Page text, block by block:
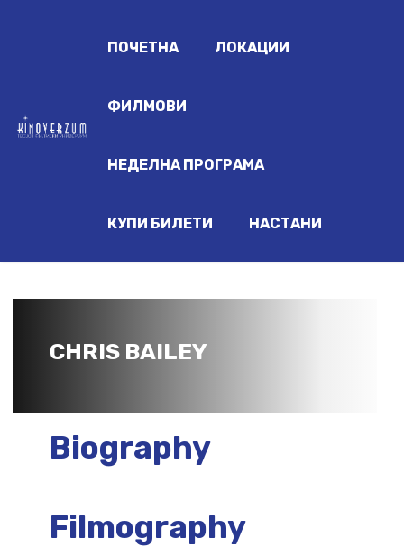
ПОЧЕТНА ЛОКАЦИИ
ФИЛМОВИ
НЕДЕЛНА ПРОГРАМА
КУПИ БИЛЕТИ НАСТАНИ
CHRIS BAILEY
Biography
Filmography